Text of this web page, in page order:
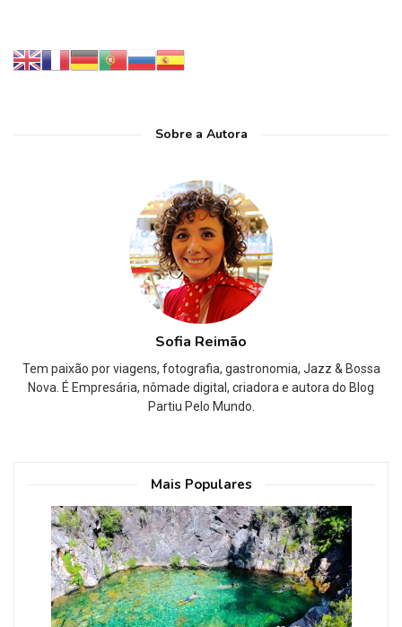
Sobre a Autora
Sofia Reimão
Tem paixão por viagens, fotografia, gastronomia, Jazz & Bossa
Nova. É Empresária, nômade digital, criadora e autora do Blog
Partiu Pelo Mundo.
Mais Populares